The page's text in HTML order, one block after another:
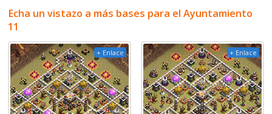
Echa un vistazo a más bases para el Ayuntamiento
11
+ Enlace + Enlace